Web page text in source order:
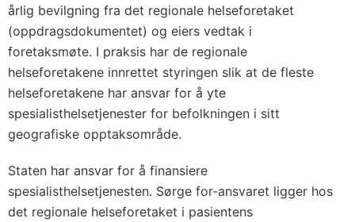
årlig bevilgning fra det regionale helseforetaket
(oppdragsdokumentet) og eiers vedtak i
foretaksmøte. I praksis har de regionale
helseforetakene innrettet styringen slik at de fleste
helseforetakene har ansvar for å yte
spesialisthelsetjenester for befolkningen i sitt
geografiske opptaksområde.
Staten har ansvar for å finansiere
spesialisthelsetjenesten. Sørge for-ansvaret ligger hos
det regionale helseforetaket i pasientens